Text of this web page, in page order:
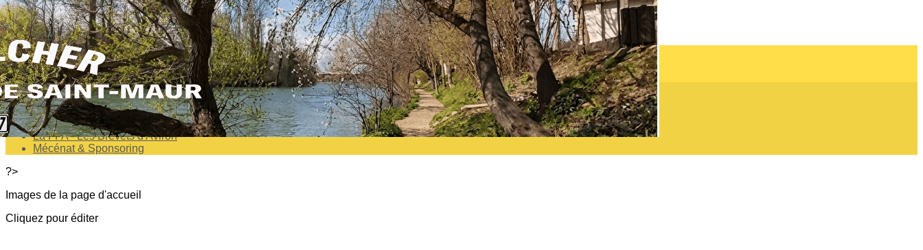
Exporter les lignes sélectionnées
Exporter toutes les colonnes
Exporter uniquement les colonnes affichées
Menu
<
>
Albums Photo
La FFA - Les Brevets d'Aviron
Mécénat & Sponsoring
?>
Images de la page d'accueil
Cliquez pour éditer